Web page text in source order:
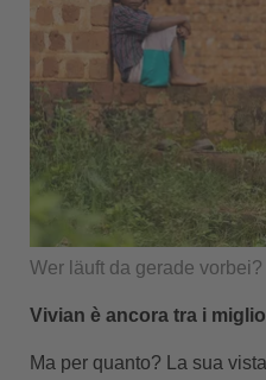
Wer läuft da gerade vorbei?
Vivian è ancora tra i
Ma per quanto? La sua